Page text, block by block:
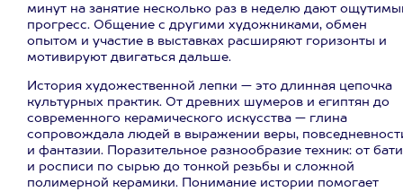
минут на занятие несколько раз в неделю дают
прогресс. Общение с другими художниками, обмен
опытом и участие в выставках расширяют горизонты и
мотивируют двигаться дальше.
История художественной лепки — это длинная цепочка
культурных практик. От древних шумеров и египтян до
современного керамического искусства — глина
сопровождала людей в выражении веры,
и фантазии. Поразительное разнообразие техник: от
и росписи по сырью до тонкой резьбы и сложной
полимерной керамики. Понимание истории помогает